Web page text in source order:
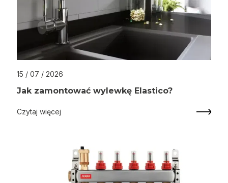
15 / 07 / 2026
Jak zamontować wylewkę Elastico?
Czytaj więcej